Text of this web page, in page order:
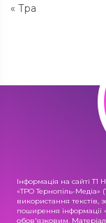
« Тра
Інформація на сайті Т1
«ТРО Тернопіль-Медіа»
використання текстів,
поширення інформації
обов'язковим.